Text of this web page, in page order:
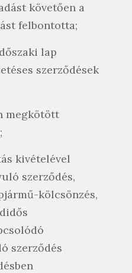
követően a
felbontotta;
lap
szerződések
megkötött
kivételével
szerződés,
kölcsönzés,
szerződés